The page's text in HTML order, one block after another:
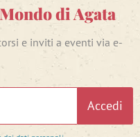
di Agata
e inviti a eventi via e-
Accedi